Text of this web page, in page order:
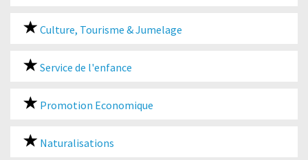
Culture, Tourisme & Jumelage
Service de l'enfance
Promotion Economique
Naturalisations